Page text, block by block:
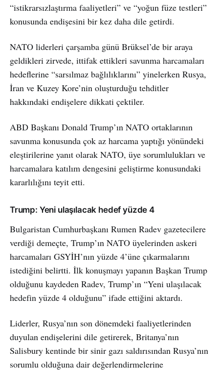
“istikrarsızlaştırma faaliyetleri” ve “yoğun füze testleri”
konusunda endişesini bir kez daha dile getirdi.
NATO liderleri çarşamba günü Brüksel’de bir araya
geldikleri zirvede, ittifak ettikleri savunma harcamaları
hedeflerine “sarsılmaz bağlılıklarını” yinelerken Rusya,
İran ve Kuzey Kore’nin oluşturduğu tehditler
hakkındaki endişelere dikkati çektiler.
ABD Başkanı Donald Trump’ın NATO ortaklarının
savunma konusunda çok az harcama yaptığı yönündeki
eleştirilerine yanıt olarak NATO, üye sorumlulukları ve
harcamalara katılım dengesini geliştirme konusundaki
kararlılığını teyit etti.
Trump: Yeni ulaşılacak hedef yüzde 4
Bulgaristan Cumhurbaşkanı Rumen Radev gazetecilere
verdiği demeçte, Trump’ın NATO üyelerinden askeri
harcamaları GSYİH’nın yüzde 4’üne çıkarmalarını
istediğini belirtti. İlk konuşmayı yapanın Başkan Trump
olduğunu kaydeden Radev, Trump’ın “Yeni ulaşılacak
hedefin yüzde 4 olduğunu” ifade ettiğini aktardı.
Liderler, Rusya’nın son dönemdeki faaliyetlerinden
duyulan endişelerini dile getirerek, Britanya’nın
Salisbury kentinde bir sinir gazı saldırısından Rusya’nın
sorumlu olduğuna dair değerlendirmelerine